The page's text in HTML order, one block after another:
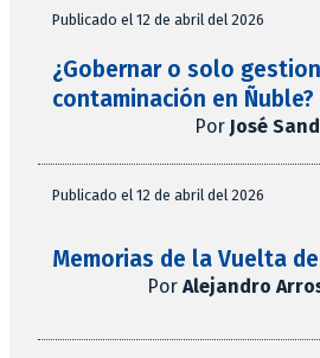
Publicado el 12 de abril del 2026
¿Gobernar o solo
contaminación en Ñuble?
Por José
Publicado el 12 de abril del 2026
Memorias de la Vuelta
Por Alejandro